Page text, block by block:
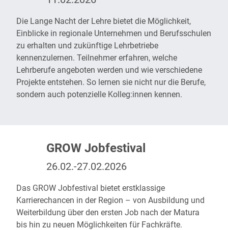
Die Lange Nacht der Lehre bietet die Möglichkeit,
Einblicke in regionale Unternehmen und Berufsschulen
zu erhalten und zukünftige Lehrbetriebe
kennenzulernen. Teilnehmer erfahren, welche
Lehrberufe angeboten werden und wie verschiedene
Projekte entstehen. So lernen sie nicht nur die Berufe,
sondern auch potenzielle Kolleg:innen kennen.
GROW Jobfestival
26.02.-27.02.2026
Das GROW Jobfestival bietet erstklassige
Karrierechancen in der Region – von Ausbildung und
Weiterbildung über den ersten Job nach der Matura
bis hin zu neuen Möglichkeiten für Fachkräfte.